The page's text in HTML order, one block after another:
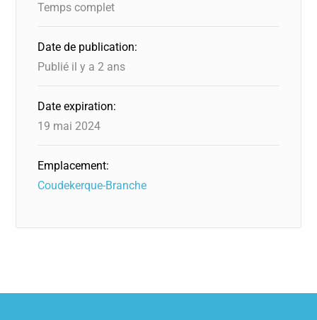
Temps complet
Date de publication:
Publié il y a 2 ans
Date expiration:
19 mai 2024
Emplacement:
Coudekerque-Branche